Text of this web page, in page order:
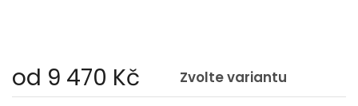
od 9 470 Kč Zvolte variantu